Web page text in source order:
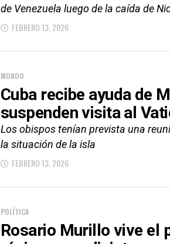
de Venezuela luego de la caída de
FEBRERO 13, 2026
MUNDO
Cuba recibe ayuda de
suspenden visita al
Los obispos tenían prevista una
la situación de la isla
FEBRERO 13, 2026
POLÍTICA
Rosario Murillo vive el